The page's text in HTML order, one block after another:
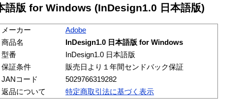
語版 for Windows (InDesign1.0 日本語版)
メーカー
Adobe
商品名
InDesign1.0 日本語版 for Windows
型番
InDesign1.0 日本語版
保証条件
販売日より１年間センドバック保証
JANコード
5029766319282
返品について
特定商取引法に基づく表示